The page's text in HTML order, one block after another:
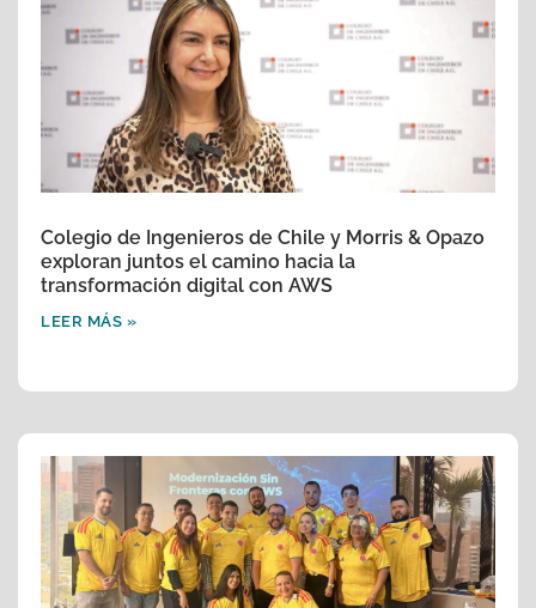
Colegio de Ingenieros de Chile y Morris & Opazo
exploran juntos el camino hacia la
transformación digital con AWS
LEER MÁS »